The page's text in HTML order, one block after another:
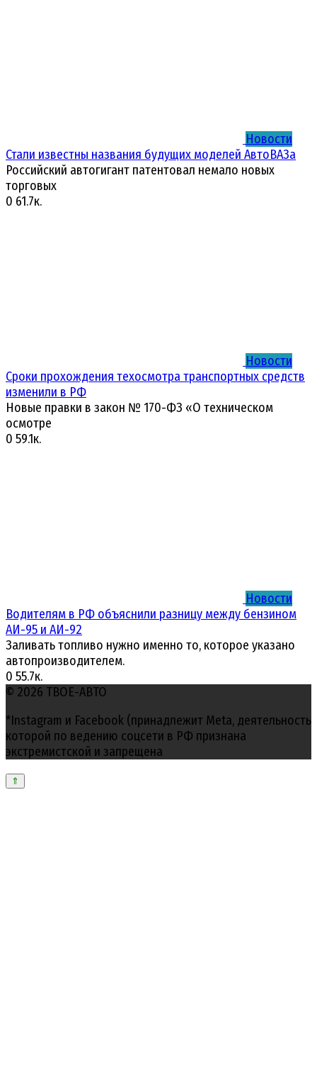
Новости
Стали известны названия будущих моделей АвтоВАЗа
Российский автогигант патентовал немало новых
торговых
0 61.7к.
Новости
Сроки прохождения техосмотра транспортных средств
изменили в РФ
Новые правки в закон № 170-ФЗ «О техническом
осмотре
0 59.1к.
Новости
Водителям в РФ объяснили разницу между бензином
АИ-95 и АИ-92
Заливать топливо нужно именно то, которое указано
автопроизводителем.
0 55.7к.
© 2026 ТВОЕ-АВТО
*Instagram и Facebook (принадлежит Meta, деятельность
которой по ведению соцсети в РФ признана
экстремистской и запрещена